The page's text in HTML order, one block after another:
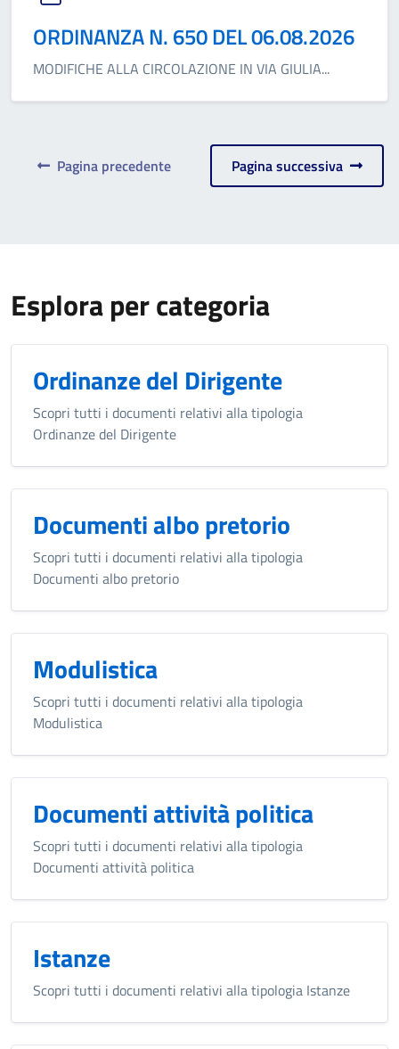
ORDINANZA N. 650 DEL 06.08.2026
MODIFICHE ALLA CIRCOLAZIONE IN VIA GIULIA...
Pagina precedente Pagina successiva
Esplora per categoria
Ordinanze del Dirigente
Scopri tutti i documenti relativi alla tipologia
Ordinanze del Dirigente
Documenti albo pretorio
Scopri tutti i documenti relativi alla tipologia
Documenti albo pretorio
Modulistica
Scopri tutti i documenti relativi alla tipologia
Modulistica
Documenti attività politica
Scopri tutti i documenti relativi alla tipologia
Documenti attività politica
Istanze
Scopri tutti i documenti relativi alla tipologia Istanze